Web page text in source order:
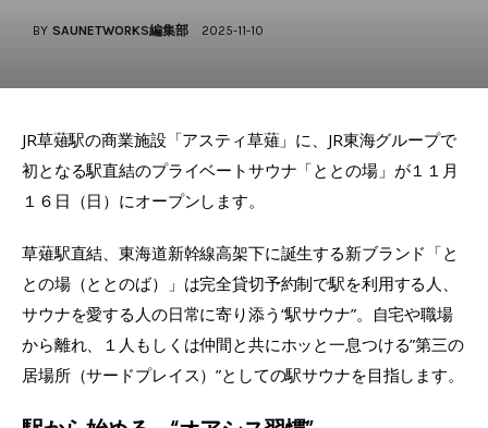
Privacy Policy
BY SAUNETWORKS編集部 2025-11-10
JR草薙駅の商業施設「アスティ草薙」に、JR東海グループで
初となる駅直結のプライベートサウナ「ととの場」が１１月
１６日（日）にオープンします。
草薙駅直結、東海道新幹線高架下に誕生する新ブランド「と
との場（ととのば）」は完全貸切予約制で駅を利用する人、
サウナを愛する人の日常に寄り添う“駅サウナ”。自宅や職場
から離れ、１人もしくは仲間と共にホッと一息つける”第三の
居場所（サードプレイス）”としての駅サウナを目指します。